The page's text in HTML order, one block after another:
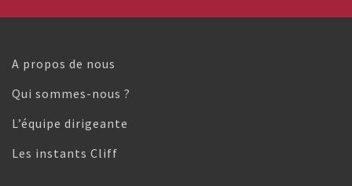
A propos de nous
Qui sommes-nous ?
L’équipe dirigeante
Les instants Cliff